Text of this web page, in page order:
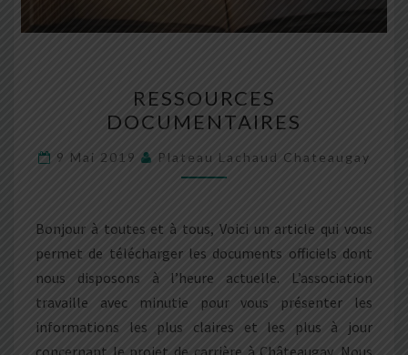
DOCUMENTAIRES
RESSOURCES
DOCUMENTAIRES
9 Mai 2019 Plateau Lachaud Chateaugay
Bonjour à toutes et à tous, Voici un article qui vous
permet de télécharger les documents officiels dont
nous disposons à l’heure actuelle. L’association
travaille avec minutie pour vous présenter les
informations les plus claires et les plus à jour
concernant le projet de carrière à Châteaugay. Nous